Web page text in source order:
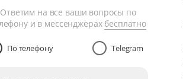
Ответим на все ваши вопросы по
и в мессенджерах бесплатно
По телефону Telegram